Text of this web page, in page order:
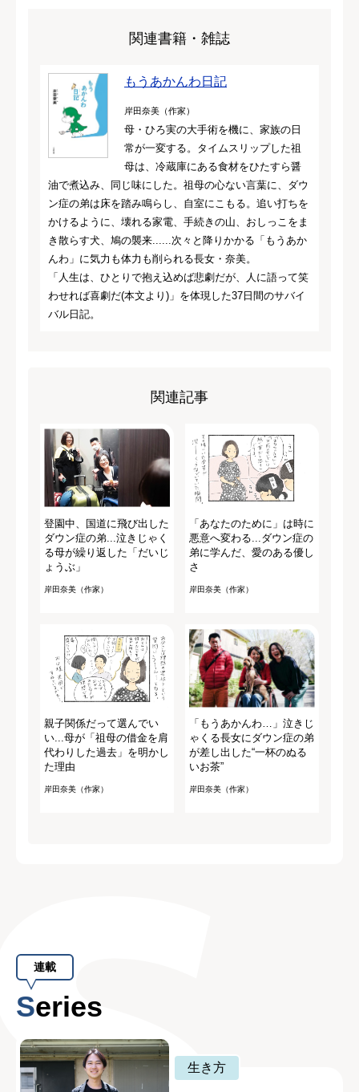
関連書籍・雑誌
もうあかんわ日記
岸田奈美（作家）
母・ひろ実の大手術を機に、家族の日
常が一変する。タイムスリップした祖
母は、冷蔵庫にある食材をひたすら醤
油で煮込み、同じ味にした。祖母の心ない言葉に、ダウ
ン症の弟は床を踏み鳴らし、自室にこもる。追い打ちを
かけるように、壊れる家電、手続きの山、おしっこをま
き散らす犬、鳩の襲来......次々と降りかかる「もうあか
んわ」に気力も体力も削られる長女・奈美。
「人生は、ひとりで抱え込めば悲劇だが、人に語って笑
わせれば喜劇だ(本文より)」を体現した37日間のサバイ
バル日記。
関連記事
登園中、国道に飛び出した
ダウン症の弟...泣きじゃく
る母が繰り返した「だいじ
ょうぶ」
岸田奈美（作家）
「あなたのために」は時に
悪意へ変わる...ダウン症の
弟に学んだ、愛のある優し
さ
岸田奈美（作家）
親子関係だって選んでい
い...母が「祖母の借金を肩
代わりした過去」を明かし
た理由
岸田奈美（作家）
「もうあかんわ…」泣きじ
ゃくる長女にダウン症の弟
が差し出した“一杯のぬる
いお茶”
岸田奈美（作家）
連載
Series
生き方